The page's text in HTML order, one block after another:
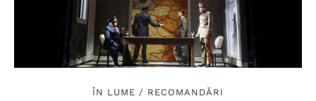
ÎN LUME / RECOMANDĂRI